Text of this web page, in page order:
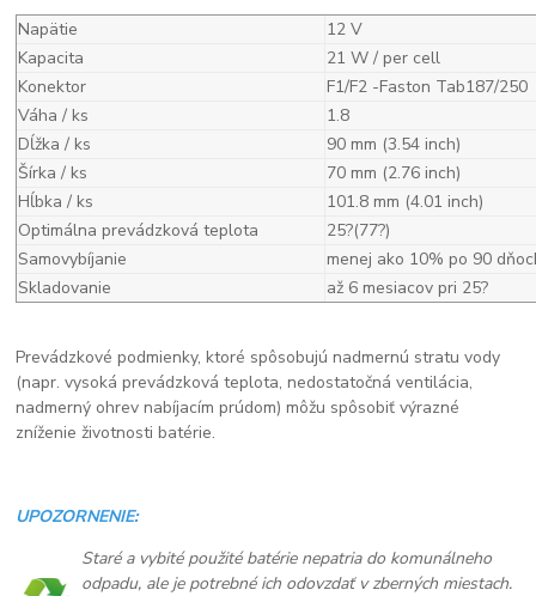
Napätie
12 V
Kapacita
21 W / per cell
Konektor
F1/F2 -Faston Tab187/250
Váha / ks
1.8
Dĺžka / ks
90 mm (3.54 inch)
Šírka / ks
70 mm (2.76 inch)
Hĺbka / ks
101.8 mm (4.01 inch)
Optimálna prevádzková teplota
25?(77?)
Samovybíjanie
menej ako 10% po 90
Skladovanie
až 6 mesiacov pri 25?
Prevádzkové podmienky, ktoré spôsobujú nadmernú stratu vody
(napr. vysoká prevádzková teplota, nedostatočná ventilácia,
nadmerný ohrev nabíjacím prúdom) môžu spôsobiť výrazné
zníženie životnosti batérie.
UPOZORNENIE:
Staré a vybité použité batérie nepatria do komunálneho
odpadu, ale je potrebné ich odovzdať v zberných miestach.